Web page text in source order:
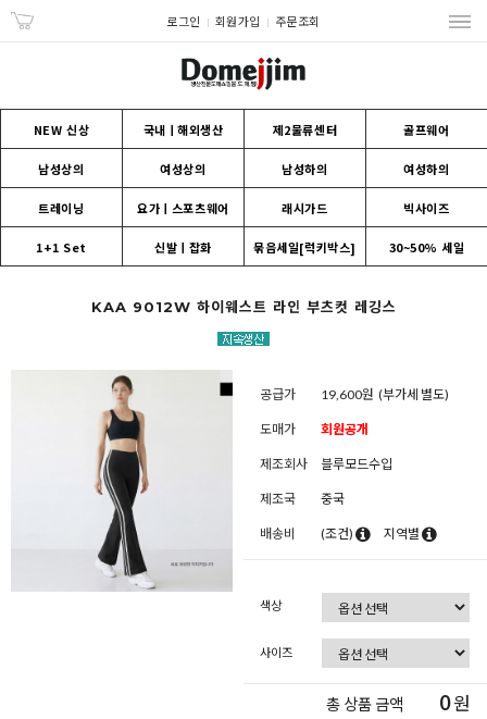
로그인 회원가입 주문조회
NEW 신상 국내ㅣ해외생산 제2물류센터 골프웨어
남성상의 여성상의 남성하의 여성하의
트레이닝 요가ㅣ스포츠웨어 래시가드 빅사이즈
1+1 Set 신발ㅣ잡화 묶음세일[럭키박스] 30~50% 세일
KAA 9012W 하이웨스트 라인 부츠컷 레깅스
공급가 19,600원 (부가세 별도)
도매가 회원공개
제조회사 블루모드수입
제조국 중국
배송비 (조건) 지역별
색상
사이즈
총 상품 금액 0원